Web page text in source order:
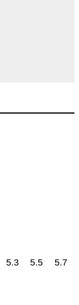
5.3 5.5 5.7